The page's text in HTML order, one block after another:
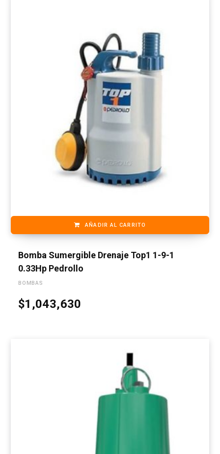
AÑADIR AL CARRITO
Bomba Sumergible Drenaje Top1 1-9-1
0.33Hp Pedrollo
BOMBAS
$1,043,630